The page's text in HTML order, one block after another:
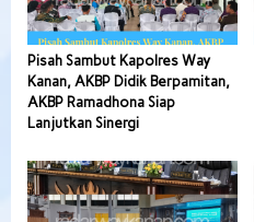
Pisah Sambut Kapolres Way
Kanan, AKBP Didik Berpamitan,
AKBP Ramadhona Siap
Lanjutkan Sinergi